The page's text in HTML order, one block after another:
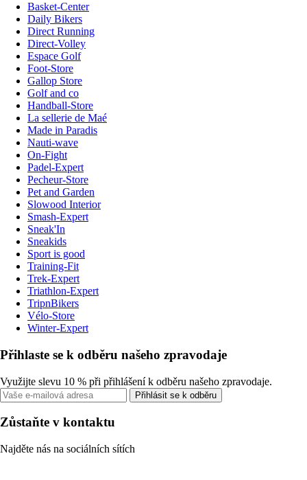
Basket-Center
Daily Bikers
Direct Running
Direct-Volley
Espace Golf
Foot-Store
Gallop Store
Golf and co
Handball-Store
La sellerie de Maé
Made in Paradis
Nauti-wave
On-Fight
Padel-Expert
Pecheur-Store
Pet and Garden
Slowood Interior
Smash-Expert
Sneak'In
Sneakids
Sport is good
Training-Fit
Trek-Expert
Triathlon-Expert
TripnBikers
Vélo-Store
Winter-Expert
Přihlaste se k odběru našeho zpravodaje
Využijte slevu 10 % při přihlášení k odběru našeho zpravodaje.
Přihlásit se k odběru
Zůstaňte v kontaktu
Najděte nás na sociálních sítích